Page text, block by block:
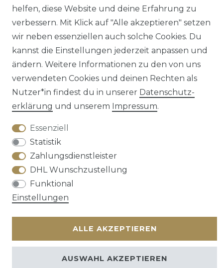
helfen, diese Website und deine Erfahrung zu
verbessern. Mit Klick auf "Alle akzeptieren" setzen
wir neben essenziellen auch solche Cookies. Du
kannst die Einstellungen jederzeit anpassen und
ändern. Weitere Informationen zu den von uns
verwendeten Cookies und deinen Rechten als
Nutzer*in findest du in unserer Daten­schutz­
erklärung und unserem Impressum.
Essenziell
Statistik
Zahlungsdienstleister
DHL Wunschzustellung
Funktional
Einstellungen
ALLE AKZEPTIEREN
AUSWAHL AKZEPTIEREN
VERTRAG WIDERRUFEN